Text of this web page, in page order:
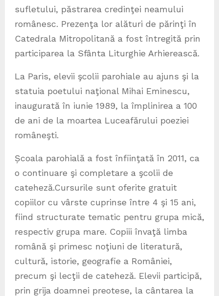
sufletului, păstrarea credinţei neamului
românesc. Prezenţa lor alături de părinţi în
Catedrala Mitropolitană a fost întregită prin
participarea la Sfânta Liturghie Arhierească.
La Paris, elevii şcolii parohiale au ajuns şi la
statuia poetului naţional Mihai Eminescu,
inaugurată în iunie 1989, la împlinirea a 100
de ani de la moartea Luceafărului poeziei
româneşti.
Școala parohială a fost înfiinţată în 2011, ca
o continuare şi completare a şcolii de
cateheză.Cursurile sunt oferite gratuit
copiilor cu vârste cuprinse între 4 şi 15 ani,
fiind structurate tematic pentru grupa mică,
respectiv grupa mare. Copiii învaţă limba
română şi primesc noţiuni de literatură,
cultură, istorie, geografie a României,
precum şi lecţii de cateheză. Elevii participă,
prin grija doamnei preotese, la cântarea la